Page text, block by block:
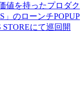
値を持ったプロダク
」のローンチPOPUP
にて巡回開